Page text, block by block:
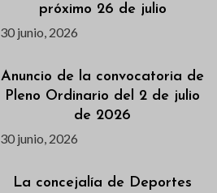
próximo 26 de julio
30 junio, 2026
Anuncio de la convocatoria de
Pleno Ordinario del 2 de julio
de 2026
30 junio, 2026
La concejalía de Deportes